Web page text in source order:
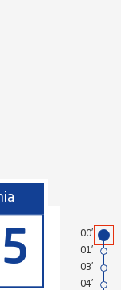
00'
01'
03'
04'